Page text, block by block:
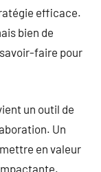
efficace.
bien de
faire pour
un outil de
Un
en valeur